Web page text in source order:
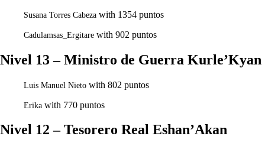
Susana Torres Cabeza with 1354 puntos
Cadulamsas_Ergitare with 902 puntos
Nivel 13 – Ministro de Guerra Kurle’Kyan
Luis Manuel Nieto with 802 puntos
Erika with 770 puntos
Nivel 12 – Tesorero Real Eshan’Akan